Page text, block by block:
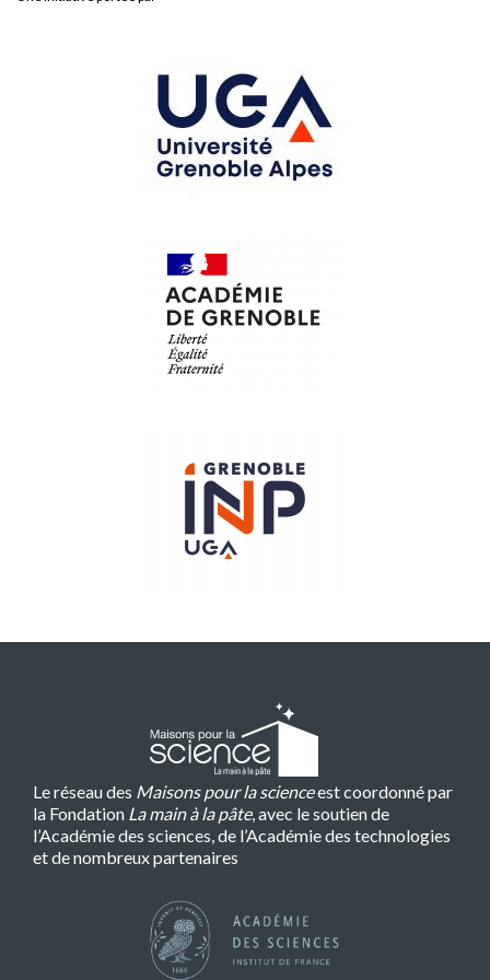
Le réseau des Maisons pour la scienceest coordonné par
la Fondation La main à la pâte, avec le soutien de
l’Académie des sciences, de l’Académie des technologies
et de nombreux partenaires